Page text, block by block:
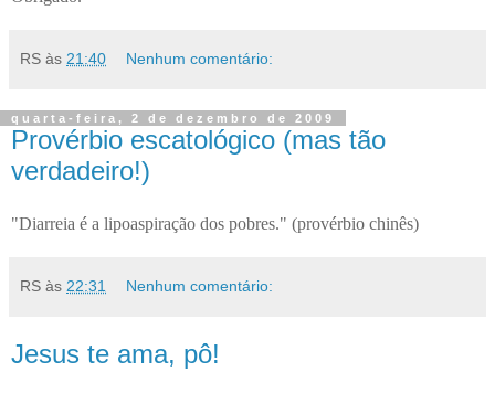
RS às 21:40 Nenhum comentário:
quarta-feira, 2 de dezembro de 2009
Provérbio escatológico (mas tão
verdadeiro!)
"Diarreia é a lipoaspiração dos pobres." (provérbio chinês)
RS às 22:31 Nenhum comentário:
Jesus te ama, pô!